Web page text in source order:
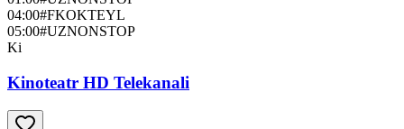
04:00#FKOKTEYL
05:00#UZNONSTOP
Ki
Kinoteatr HD Telekanali